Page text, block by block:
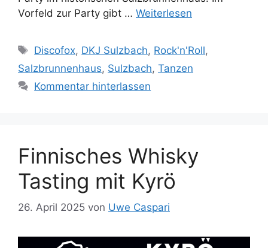
Vorfeld zur Party gibt … Weiterlesen
Schlagwörter
Discofox, DKJ Sulzbach, Rock'n'Roll,
Salzbrunnenhaus, Sulzbach, Tanzen
Kommentar hinterlassen
Finnisches Whisky
Tasting mit Kyrö
26. April 2025 von Uwe Caspari